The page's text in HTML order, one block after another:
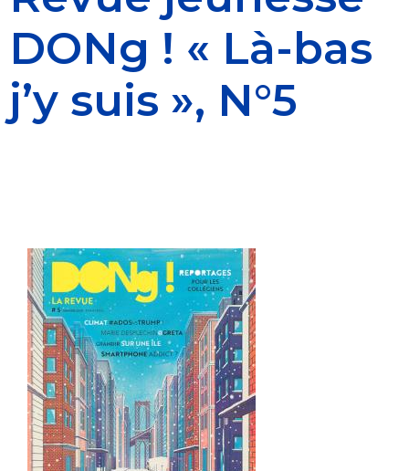
DONg ! « Là-bas
j’y suis », N°5